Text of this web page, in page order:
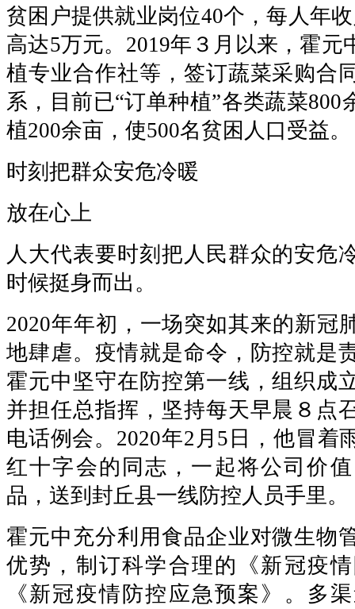
贫困户提供就业岗位40个，每人年
高达5万元。2019年３月以来，霍元
植专业合作社等，签订蔬菜采购合
系，目前已“订单种植”各类蔬菜800
植200余亩，使500名贫困人口受益。
时刻把群众安危冷暖
放在心上
人大代表要时刻把人民群众的安危
时候挺身而出。
2020年年初，一场突如其来的新冠
地肆虐。疫情就是命令，防控就是
霍元中坚守在防控第一线，组织成
并担任总指挥，坚持每天早晨８点
电话例会。2020年2月5日，他冒着
红十字会的同志，一起将公司价
品，送到封丘县一线防控人员手里。
霍元中充分利用食品企业对微生物
优势，制订科学合理的《新冠疫
《新冠疫情防控应急预案》。多